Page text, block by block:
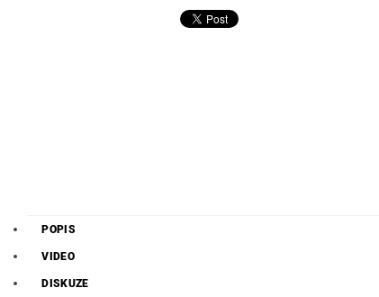
POPIS
VIDEO
DISKUZE